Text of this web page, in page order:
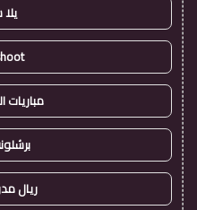
مباريات
ريال